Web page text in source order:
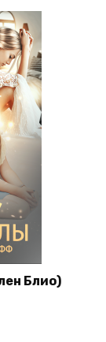
Блио)